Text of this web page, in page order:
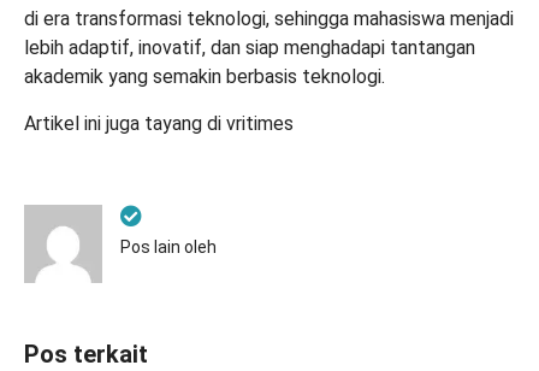
di era transformasi teknologi, sehingga mahasiswa menjadi
lebih adaptif, inovatif, dan siap menghadapi tantangan
akademik yang semakin berbasis teknologi.
Artikel ini juga tayang di vritimes
Pos lain oleh
Pos terkait